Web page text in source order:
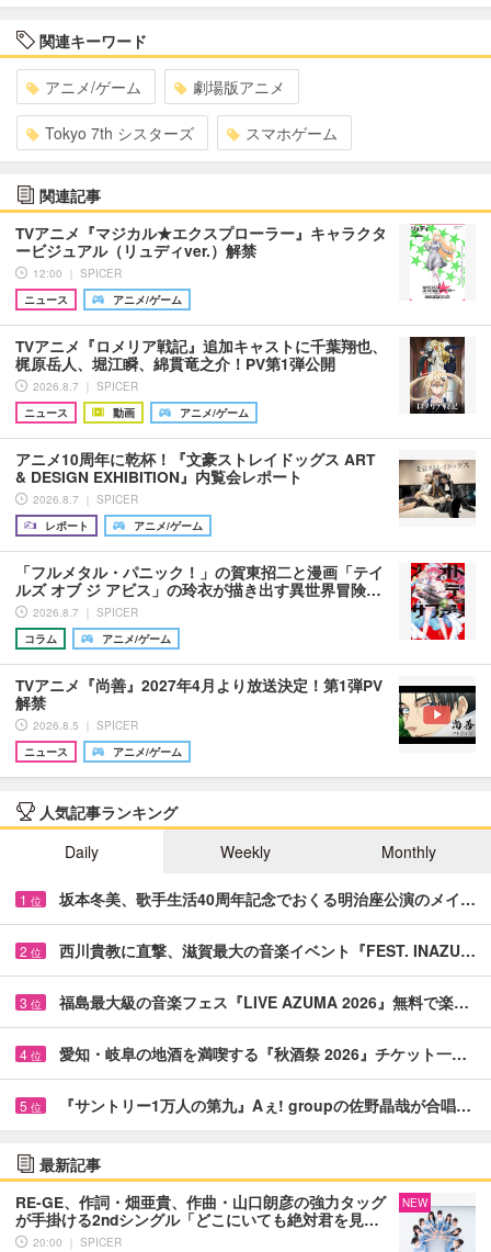
関連キーワード
アニメ/ゲーム 劇場版アニメ
Tokyo 7th シスターズ スマホゲーム
関連記事
TVアニメ『マジカル★エクスプローラー』キャラクタ
ービジュアル（リュディver.）解禁
12:00 ｜ SPICER
ニュース
アニメ/ゲーム
TVアニメ『ロメリア戦記』追加キャストに千葉翔也、
梶原岳人、堀江瞬、綿貫竜之介！PV第1弾公開
2026.8.7 ｜ SPICER
ニュース
動画 アニメ/ゲーム
アニメ10周年に乾杯！『文豪ストレイドッグス ART
& DESIGN EXHIBITION』内覧会レポート
2026.8.7 ｜ SPICER
レポート
アニメ/ゲーム
「フルメタル・パニック！」の賀東招二と漫画「テイ
ルズ オブ ジ アビス」の玲衣が描き出す異世界冒険…
2026.8.7 ｜ SPICER
コラム
アニメ/ゲーム
TVアニメ『尚善』2027年4月より放送決定！第1弾PV
解禁
2026.8.5 ｜ SPICER
ニュース
アニメ/ゲーム
人気記事ランキング
Daily
Weekly Monthly
1 位 坂本冬美、歌手生活40周年記念でおくる明治座公演のメイ…
2 位 西川貴教に直撃、滋賀最大の音楽イベント『FEST. INAZU…
3 位 福島最大級の音楽フェス『LIVE AZUMA 2026』無料で楽…
4 位 愛知・岐阜の地酒を満喫する『秋酒祭 2026』チケット一…
5 位 『サントリー1万人の第九』Aぇ! groupの佐野晶哉が合唱…
最新記事
RE-GE、作詞・畑亜貴、作曲・山口朗彦の強力タッグ
が手掛ける2ndシングル「どこにいても絶対君を見…
20:00 ｜ SPICER
NEW